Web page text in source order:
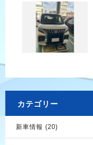
カテゴリー
新車情報 (20)